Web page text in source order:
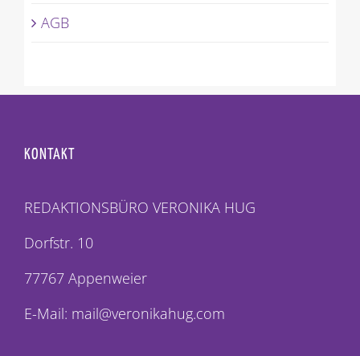
AGB
KONTAKT
REDAKTIONSBÜRO VERONIKA HUG
Dorfstr. 10
77767 Appenweier
E-Mail: mail@veronikahug.com